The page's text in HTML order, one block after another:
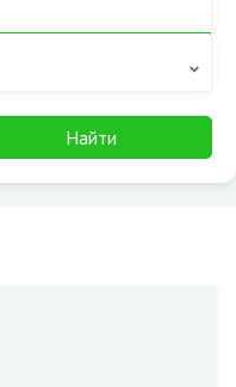
Найти